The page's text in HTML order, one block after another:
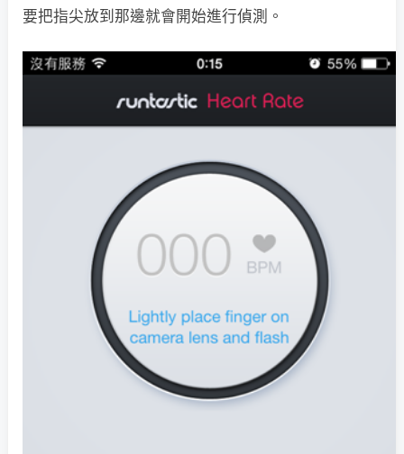
要把指尖放到那邊就會開始進行偵測。